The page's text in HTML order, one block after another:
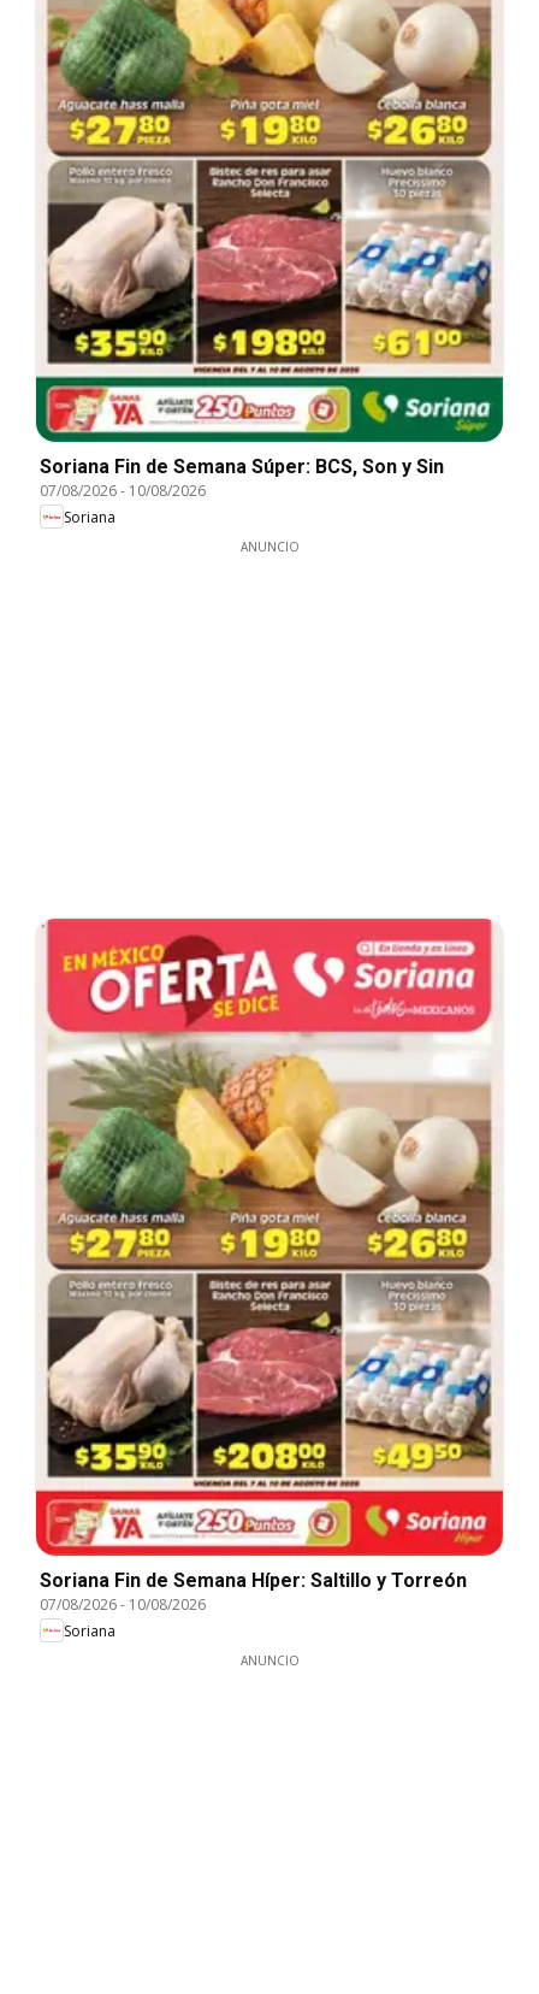
Soriana Fin de Semana Súper: BCS, Son y Sin
07/08/2026- 10/08/2026
Soriana
ANUNCIO
Soriana Fin de Semana Híper: Saltillo y Torreón
07/08/2026- 10/08/2026
Soriana
ANUNCIO